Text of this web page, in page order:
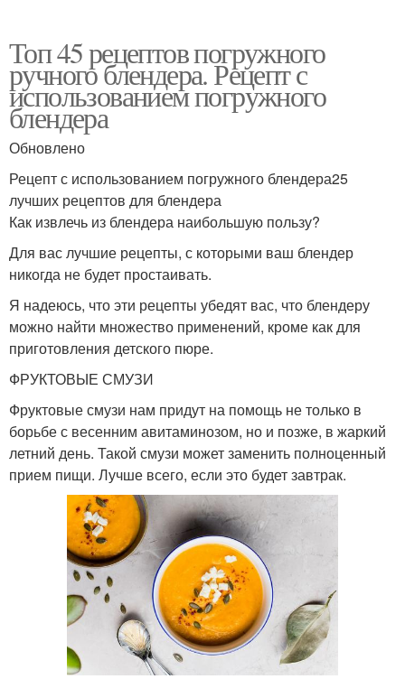
Топ 45 рецептов погружного
ручного блендера. Рецепт с
использованием погружного
блендера
Обновлено
Рецепт с использованием погружного блендера25
лучших рецептов для блендера
Как извлечь из блендера наибольшую пользу?
Для вас лучшие рецепты, с которыми ваш блендер
никогда не будет простаивать.
Я надеюсь, что эти рецепты убедят вас, что блендеру
можно найти множество применений, кроме как для
приготовления детского пюре.
ФРУКТОВЫЕ СМУЗИ
Фруктовые смузи нам придут на помощь не только в
борьбе с весенним авитаминозом, но и позже, в жаркий
летний день. Такой смузи может заменить полноценный
прием пищи. Лучше всего, если это будет завтрак.